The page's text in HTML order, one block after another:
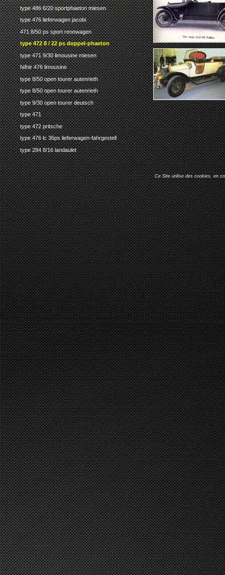
type 486 6/20 sportphaeton miesen
type 476 lieferwagen jacobi
471 8/50 ps sport rennwagen
type 472 8 / 22 ps doppel-phaeton
type 471 9/30 limousine miesen
fafnir 476 limousine
type 8/50 open tourer autenrieth
type 8/50 open tourer autenrieth
type 9/30 open tourer deutsch
type 471
type 472 pritsche
type 476 lc 36ps lieferwagen-fahrgestell
type 284 8/16 landaulet
Ce Site utilise des cookies, en